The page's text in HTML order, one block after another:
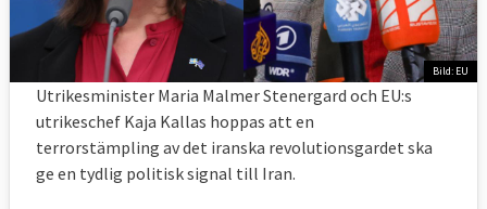
Bild: EU
Utrikesminister Maria Malmer Stenergard och EU:s
utrikeschef Kaja Kallas hoppas att en
terrorstämpling av det iranska revolutionsgardet ska
ge en tydlig politisk signal till Iran.